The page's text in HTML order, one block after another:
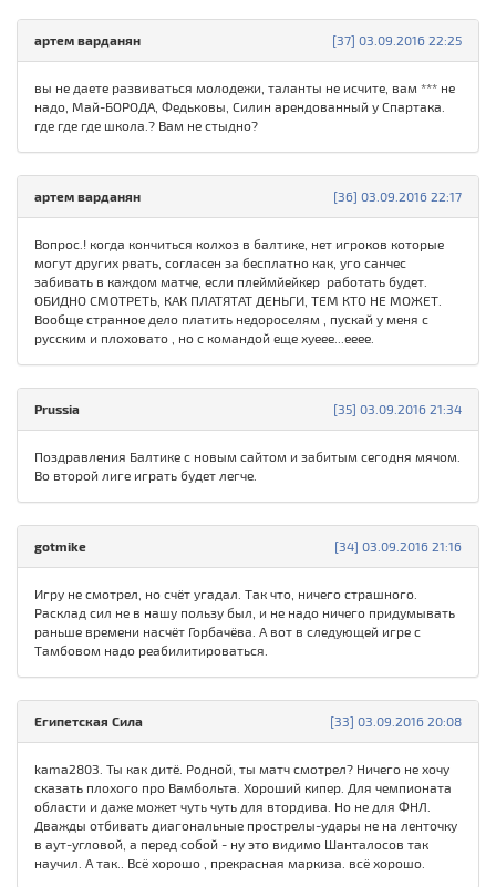
[37] 03.09.2016 22:25
артем варданян
вы не даете развиваться молодежи, таланты не исчите, вам *** не
надо, Май-БОРОДА, Федьковы, Силин арендованный у Спартака.
где где где школа.? Вам не стыдно?
[36] 03.09.2016 22:17
артем варданян
Вопрос.! когда кончиться колхоз в балтике, нет игроков которые
могут других рвать, согласен за бесплатно как, уго санчес
забивать в каждом матче, если плеймйейкер работать будет.
ОБИДНО СМОТРЕТЬ, КАК ПЛАТЯТАТ ДЕНЬГИ, ТЕМ КТО НЕ МОЖЕТ.
Вообще странное дело платить недороселям , пускай у меня с
русским и плоховато , но с командой еще хуеее...ееее.
[35] 03.09.2016 21:34
Prussia
Поздравления Балтике с новым сайтом и забитым сегодня мячом.
Во второй лиге играть будет легче.
[34] 03.09.2016 21:16
gotmike
Игру не смотрел, но счёт угадал. Так что, ничего страшного.
Расклад сил не в нашу пользу был, и не надо ничего придумывать
раньше времени насчёт Горбачёва. А вот в следующей игре с
Тамбовом надо реабилитироваться.
[33] 03.09.2016 20:08
Египетская Сила
kama2803. Ты как дитё. Родной, ты матч смотрел? Ничего не хочу
сказать плохого про Вамбольта. Хороший кипер. Для чемпионата
области и даже может чуть чуть для втордива. Но не для ФНЛ.
Дважды отбивать диагональные прострелы-удары не на ленточку
в аут-угловой, а перед собой - ну это видимо Шанталосов так
научил. А так.. Всё хорошо , прекрасная маркиза. всё хорошо.